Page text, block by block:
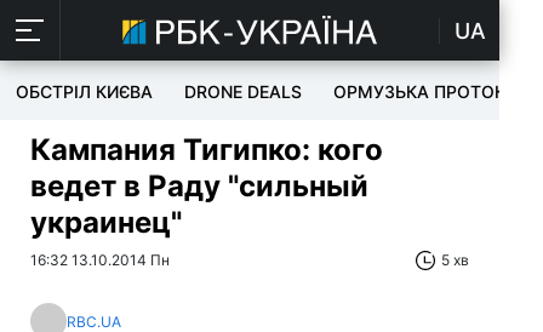
UA
ОБСТРІЛ КИЄВА DRONE DEALS ОРМУЗЬКА ПРОТОКА
Кампания Тигипко: кого
ведет в Раду "сильный
украинец"
16:32 13.10.2014 Пн 5 хв
RBC.UA